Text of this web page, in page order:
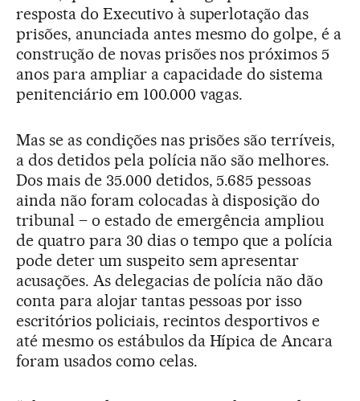
resposta do Executivo à superlotação das
prisões, anunciada antes mesmo do golpe, é a
construção de novas prisões nos próximos 5
anos para ampliar a capacidade do sistema
penitenciário em 100.000 vagas.
Mas se as condições nas prisões são terríveis,
a dos detidos pela polícia não são melhores.
Dos mais de 35.000 detidos, 5.685 pessoas
ainda não foram colocadas à disposição do
tribunal – o estado de emergência ampliou
de quatro para 30 dias o tempo que a polícia
pode deter um suspeito sem apresentar
acusações. As delegacias de polícia não dão
conta para alojar tantas pessoas por isso
escritórios policiais, recintos desportivos e
até mesmo os estábulos da Hípica de Ancara
foram usados como celas.